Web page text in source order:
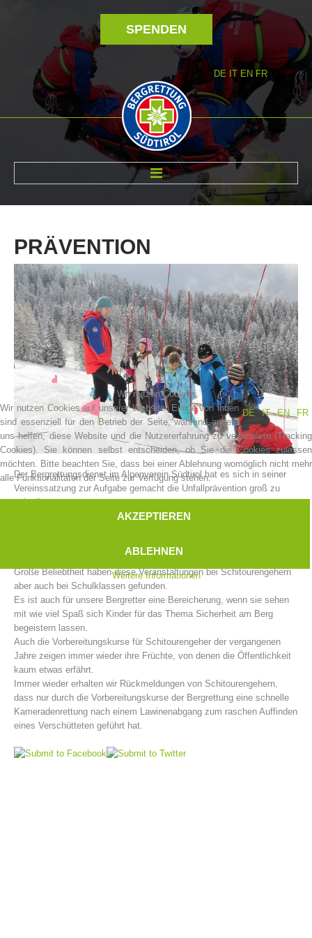
SPENDEN
DE IT EN FR
Vereinsgeschichte
PRÄVENTION
Der Bergrettungsdienst im Alpenverein Südtirol hat es sich in seiner
Vereinssatzung zur Aufgabe gemacht die Unfallprävention groß zu
schreiben.
Im Stillen machen die Bergrettungsstellen Südtirols eine Aufgabe,
diverse Kampagnen für das sichere Winterbergsteigen.
Große Beliebtheit haben diese Veranstaltungen bei Schitourengehern
aber auch bei Schulklassen gefunden.
Es ist auch für unsere Bergretter eine Bereicherung, wenn sie sehen
mit wie viel Spaß sich Kinder für das Thema Sicherheit am Berg
begeistern lassen.
Auch die Vorbereitungskurse für Schitourengeher der vergangenen
Jahre zeigen immer wieder ihre Früchte, von denen die Öffentlichkeit
kaum etwas erfährt.
Immer wieder erhalten wir Rückmeldungen von Schitourengehern,
dass nur durch die Vorbereitungskurse der Bergrettung eine schnelle
Kameradenrettung nach einem Lawinenabgang zum raschen Auffinden
eines Verschütteten geführt hat.
Wir nutzen Cookies
DE
IT EN FR
Wir nutzen Cookies auf unserer Website. Einige von ihnen
sind essenziell für den Betrieb der Seite, während andere
uns helfen, diese Website und die Nutzererfahrung zu verbessern (Tracking
Cookies). Sie können selbst entscheiden, ob Sie die Cookies zulassen
möchten. Bitte beachten Sie, dass bei einer Ablehnung womöglich nicht mehr
alle Funktionalitäten der Seite zur Verfügung stehen.
AKZEPTIEREN
ABLEHNEN
Weitere Informationen